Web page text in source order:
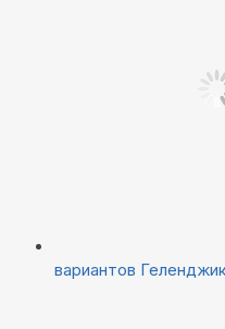
вариантов